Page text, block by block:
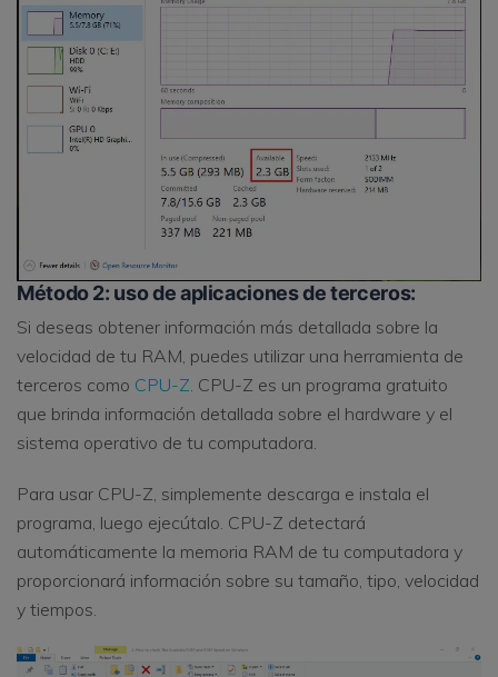
Método 2: uso de aplicaciones de terceros:
Si deseas obtener información más detallada sobre la
velocidad de tu RAM, puedes utilizar una herramienta de
terceros como CPU-Z . CPU-Z es un programa gratuito
que brinda información detallada sobre el hardware y el
sistema operativo de tu computadora.
Para usar CPU-Z, simplemente descarga e instala el
programa, luego ejecútalo. CPU-Z detectará
automáticamente la memoria RAM de tu computadora y
proporcionará información sobre su tamaño, tipo, velocidad
y tiempos.